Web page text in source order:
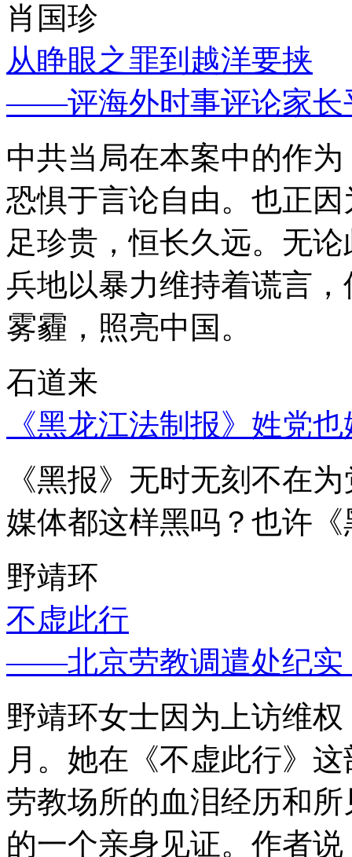
肖国珍
从睁眼之罪到越洋要挟
——评海外时事评论家长
中共当局在本案中的作
恐惧于言论自由。也正
足珍贵，恒长久远。无
兵地以暴力维持着谎言
雾霾，照亮中国。
石道来
《黑龙江法制报》姓党
《黑报》无时无刻不在
媒体都这样黑吗？也许
野靖环
不虚此行
——北京劳教调遣处纪实
野靖环女士因为上访维
月。她在《不虚此行》
劳教场所的血泪经历和
的一个亲身见证。作者